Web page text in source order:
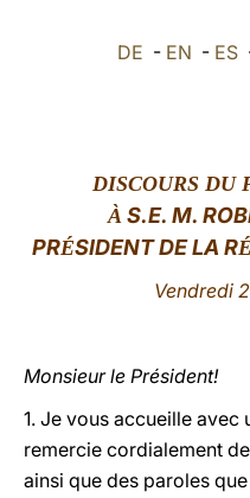
DE - EN - ES
DISCOURS DU
À S.E. M.
PRÉSIDENT DE LA R
Vendredi
Monsieur le Président!
1. Je vous accueille avec
remercie cordialement
ainsi que des paroles